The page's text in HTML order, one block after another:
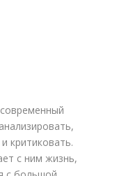
критиковать.
с ним жизнь,